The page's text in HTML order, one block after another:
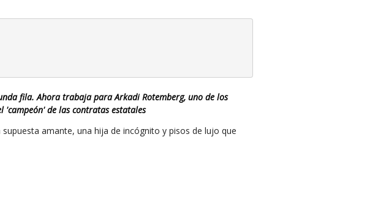
fila. Ahora trabaja para Arkadi Rotemberg, uno de los
'campeón' de las contratas estatales
amante, una hija de incógnito y pisos de lujo que